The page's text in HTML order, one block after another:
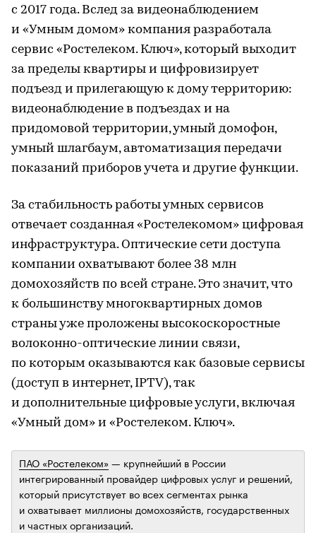
с 2017 года. Вслед за видеонаблюдением
и «Умным домом» компания разработала
сервис «Ростелеком. Ключ», который выходит
за пределы квартиры и цифровизирует
подъезд и прилегающую к дому территорию:
видеонаблюдение в подъездах и на
придомовой территории, умный домофон,
умный шлагбаум, автоматизация передачи
показаний приборов учета и другие функции.
За стабильность работы умных сервисов
отвечает созданная «Ростелекомом» цифровая
инфраструктура. Оптические сети доступа
компании охватывают более 38 млн
домохозяйств по всей стране. Это значит, что
к большинству многоквартирных домов
страны уже проложены высокоскоростные
волоконно-оптические линии связи,
по которым оказываются как базовые сервисы
(доступ в интернет, IPTV), так
и дополнительные цифровые услуги, включая
«Умный дом» и «Ростелеком. Ключ».
ПАО «Ростелеком» — крупнейший в России
интегрированный провайдер цифровых услуг и решений,
который присутствует во всех сегментах рынка
и охватывает миллионы домохозяйств, государственных
и частных организаций.